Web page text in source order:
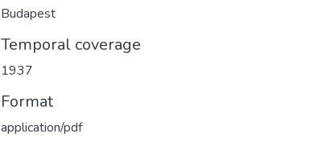
Budapest
Temporal coverage
1937
Format
application/pdf